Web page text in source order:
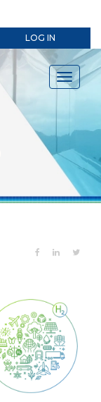
LOG IN
Toggle